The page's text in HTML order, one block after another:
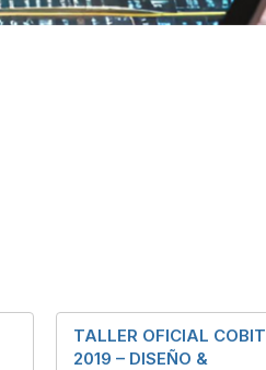
TALLER OFICIAL COBIT
2019 – DISEÑO &